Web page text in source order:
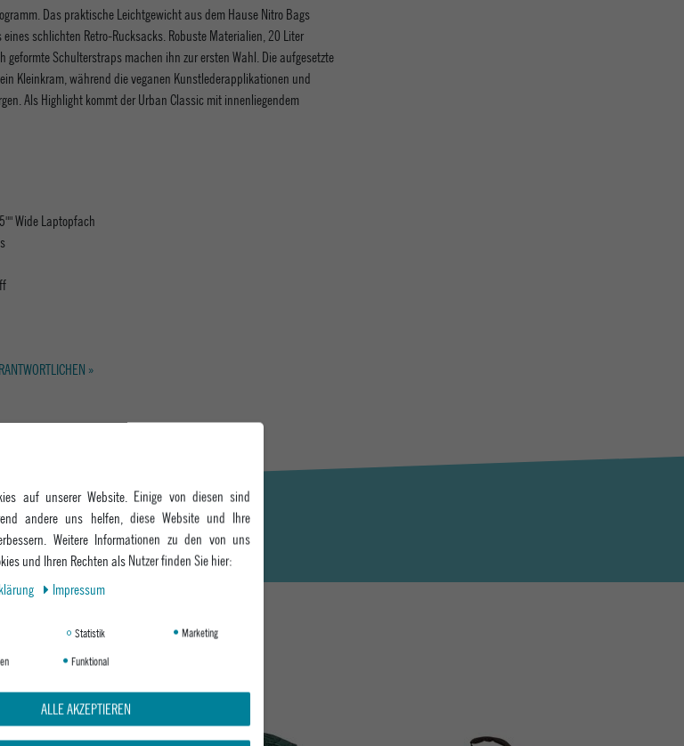
Das praktische Leichtgewicht aus dem Hause Nitro Bags
schlichten Retro-Rucksacks. Robuste Materialien, 20 Liter
geformte Schulterstraps machen ihn zur ersten Wahl. Die aufgesetzte
Kleinkram, während die veganen Kunstlederapplikationen und
Als Highlight kommt der Urban Classic mit innenliegendem
Wide Laptopfach
»
DIR AUCH GEFALLEN
auf unserer Website. Einige von diesen sind
andere uns helfen, diese Website und Ihre
Weitere Informationen zu den von uns
und Ihren Rechten als Nutzer finden Sie hier:
Impressum
Statistik
Marketing
Funktional
ALLE AKZEPTIEREN